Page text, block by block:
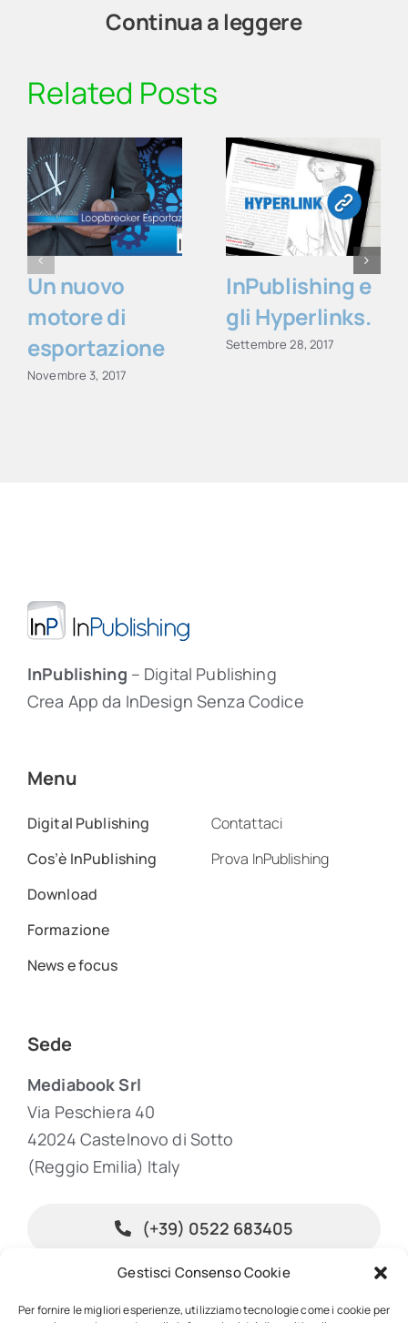
Gestisci Consenso Cookie
Per fornire le migliori esperienze, utilizziamo tecnologie come i cookie per
Continua a leggere
Related Posts
Un nuovo
motore di
esportazione
Novembre 3, 2017
InPublishing e
gli Hyperlinks.
Settembre 28, 2017
InPublishing – Digital Publishing
Crea App da InDesign Senza Codice
Menu
Digital Publishing
Cos’è InPublishing
Download
Formazione
News e focus
Contattaci
Prova InPublishing
Sede
Mediabook Srl
Via Peschiera 40
42024 Castelnovo di Sotto
(Reggio Emilia) Italy
(+39) 0522 683405